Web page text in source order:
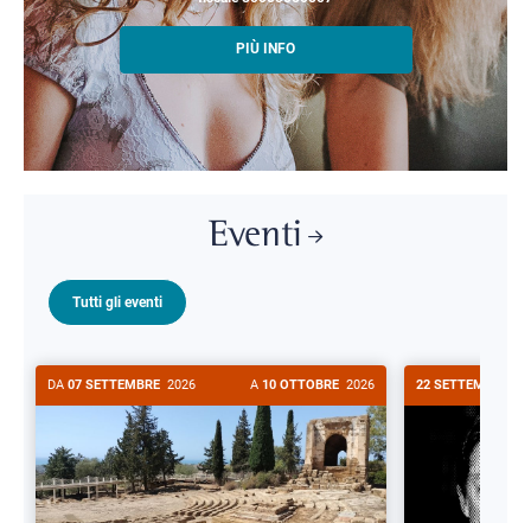
PIÙ INFO
Eventi
Tutti gli eventi
DA 07 SETTEMBRE 2026 A 10 OTTOBRE 2026 22 SETTEMBRE